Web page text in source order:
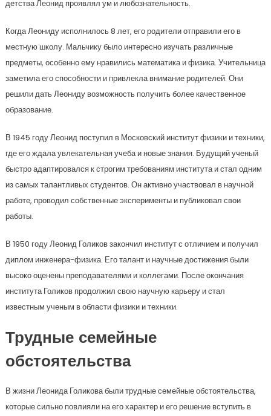
детства Леонид проявлял ум и любознательность.
Когда Леониду исполнилось 8 лет, его родители отправили его в
местную школу. Мальчику было интересно изучать различные
предметы, особенно ему нравились математика и физика. Учительница
заметила его способности и привлекла внимание родителей. Они
решили дать Леониду возможность получить более качественное
образование.
В 1945 году Леонид поступил в Московский институт физики и техники,
где его ждала увлекательная учеба и новые знания. Будущий ученый
быстро адаптировался к строгим требованиям института и стал одним
из самых талантливых студентов. Он активно участвовал в научной
работе, проводил собственные эксперименты и публиковал свои
работы.
В 1950 году Леонид Голиков закончил институт с отличием и получил
диплом инженера-физика. Его талант и научные достижения были
высоко оценены преподавателями и коллегами. После окончания
института Голиков продолжил свою научную карьеру и стал
известным ученым в области физики и техники.
Трудные семейные
обстоятельства
В жизни Леонида Голикова были трудные семейные обстоятельства,
которые сильно повлияли на его характер и его решение вступить в